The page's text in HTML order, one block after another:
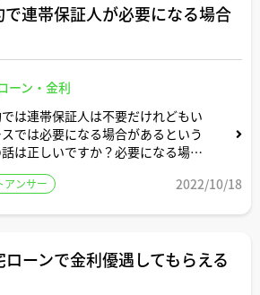
産会社と提携してるFPの方が言う
連帯保証人が必要になる場合
ーン・金利
は連帯保証人は不要だけれどもい
では必要になる場合があるという
は正しいですか？必要になる場合
アンサー 2022/10/18
ーンで金利優遇してもらえる